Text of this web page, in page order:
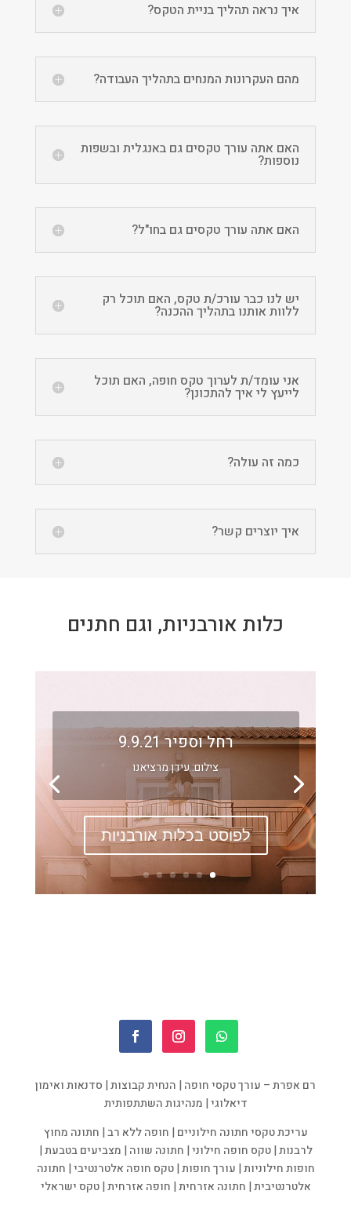
איך נראה תהליך בניית הטקס?
מהם העקרונות המנחים בתהליך העבודה?
האם אתה עורך טקסים גם באנגלית ובשפות
נוספות?
האם אתה עורך טקסים גם בחו"ל?
יש לנו כבר עורכ/ת טקס, האם תוכל רק
ללוות אותנו בתהליך ההכנה?
אני עומד/ת לערוך טקס חופה, האם תוכל
לייעץ לי איך להתכונן?
כמה זה עולה?
איך יוצרים קשר?
כלות אורבניות, וגם חתנים
רחל וספיר 9.9.21
צילום: עידן מרציאנו
לפוסט בכלות אורבניות
רם אפרת – עורך טקסי חופה | הנחית קבוצות | סדנאות ואימון
דיאלוגי | מנהיגות השתתפותית
עריכת טקסי חתונה חילוניים | חופה ללא רב | חתונה מחוץ
לרבנות | טקס חופה חילוני | חתונה שווה | מצביעים בטבעת |
חופות חילוניות | עורך חופות | טקס חופה אלטרנטיבי | חתונה
אלטרנטיבית | חתונה אזרחית | חופה אזרחית | טקס ישראלי